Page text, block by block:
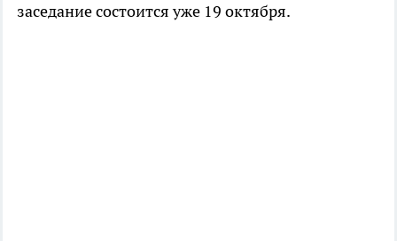
заседание состоится уже 19 октября.